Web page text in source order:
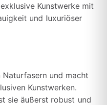
Kunstwerke mit
und luxuriöser
und macht
Kunstwerken.
sie äußerst robust und